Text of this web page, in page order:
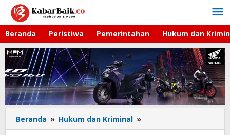
Lewati
konten
Beranda Peristiwa Pemerintahan Hukum dan
Beranda » Hukum dan Kriminal »
Pelaku